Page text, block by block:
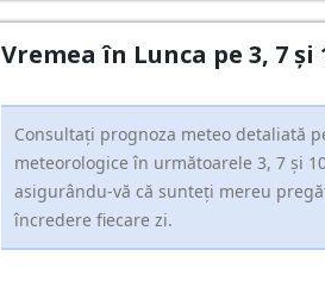
Vremea în Lunca pe 3, 7
Consultați prognoza meteo detaliată
meteorologice în următoarele 3, 7 și
asigurându-vă că sunteți mereu
încredere fiecare zi.